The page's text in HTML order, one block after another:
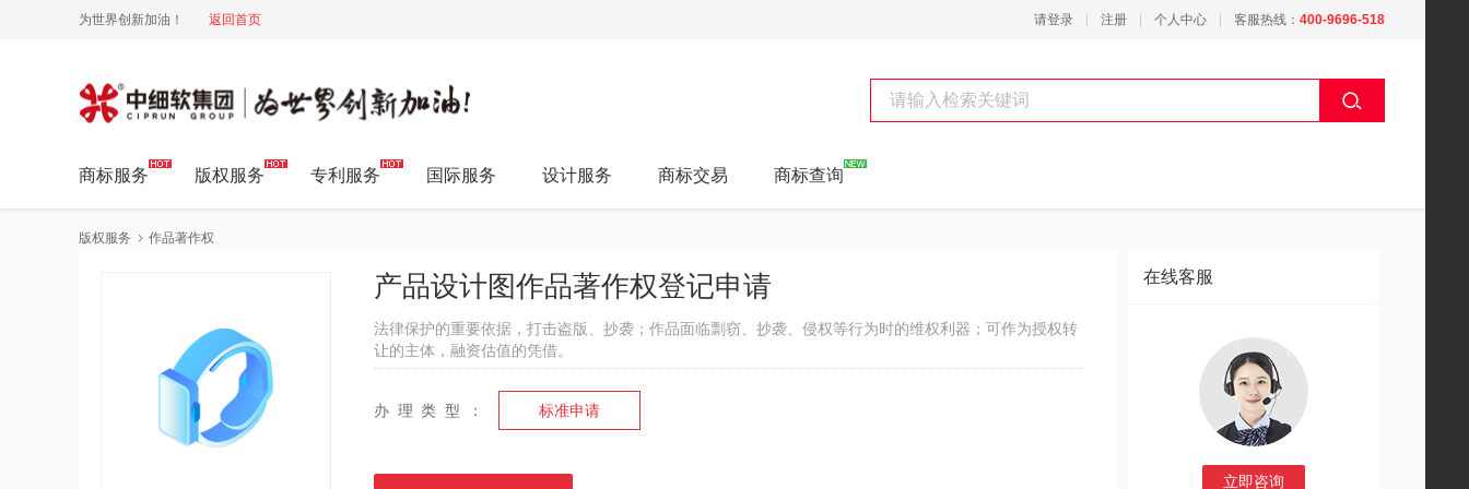
请登录 注册 个人中心 客服热线： 400-9696-518
为世界创新加油！ 返回首页
中细软集团 为世界创新加油!
商标服务 版权服务 专利服务 国际服务 设计服务 商标交易 商标查询
版权服务 作品著作权
产品设计图作品著作权登记申请
法律保护的重要依据，打击盗版、抄袭；作品面临剽窃、抄袭、侵权等行为时的维权利器；可作为授权转
让的主体，融资估值的凭借。
办理类型： 标准申请
在线客服
立即咨询